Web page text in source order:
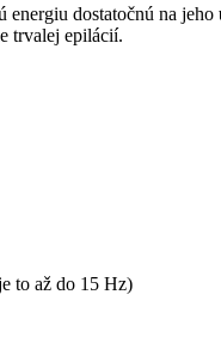
dostatočnú na jeho
trvalej epilácií.
to až do 15 Hz)